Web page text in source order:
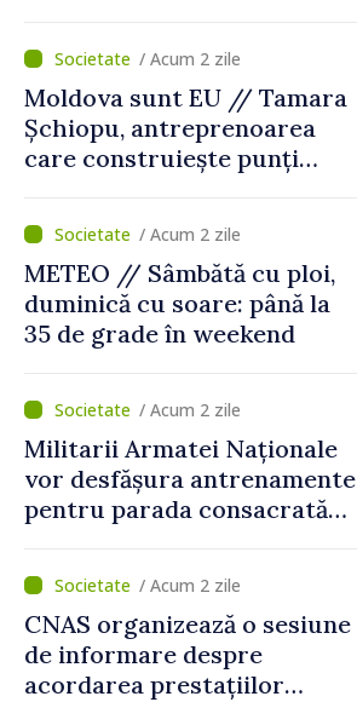
normale
/ Acum 2 zile
Moldova sunt EU // Tamara
Șchiopu, antreprenoarea
care construiește punți
Republica Moldova
/ Acum 2 zile
METEO // Sâmbătă cu ploi,
duminică cu soare: până la
35 de grade în weekend
/ Acum 2 zile
Militarii Armatei Naționale
vor desfășura antrenamente
pentru parada consacrată
/ Acum 2 zile
CNAS organizează o sesiune
de informare despre
acordarea prestațiilor